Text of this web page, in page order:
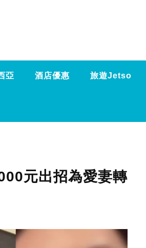
亞 酒店優惠 旅遊Jetso
元出招為愛妻轉